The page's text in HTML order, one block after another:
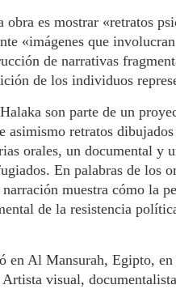
obra es mostrar «retratos
«imágenes que
de narrativas
de los individuos
son parte de un
asimismo retratos
orales, un documental y
En palabras de los
muestra cómo la
de la resistencia
en Al Mansurah, Egipto,
visual,